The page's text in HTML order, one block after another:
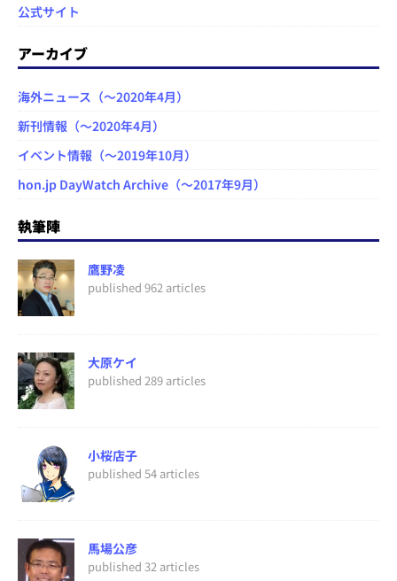
公式サイト
アーカイブ
海外ニュース（～2020年4月）
新刊情報（～2020年4月）
イベント情報（～2019年10月）
hon.jp DayWatch Archive（～2017年9月）
執筆陣
鷹野凌
published 962 articles
大原ケイ
published 289 articles
小桜店子
published 54 articles
馬場公彦
published 32 articles